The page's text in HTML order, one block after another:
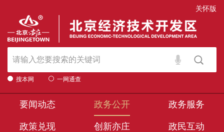
关怀版
搜本网 一网通查
要闻动态 政务公开 政务服务
政策兑现 创新亦庄 政民互动